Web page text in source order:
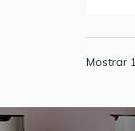
Mostrar